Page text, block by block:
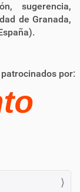
sugerencia,
de Granada,
por: